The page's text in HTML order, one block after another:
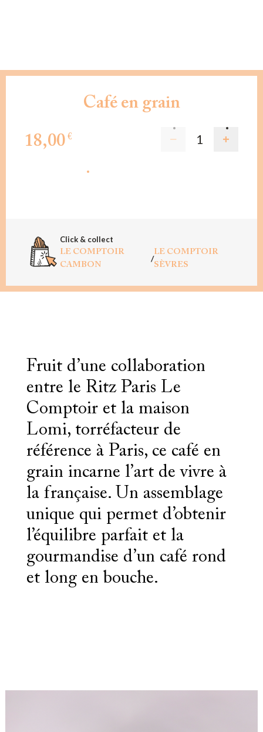
Café en grain
18,00 €
Click & collect
LE COMPTOIR
CAMBON
/
LE COMPTOIR
SÈVRES
Fruit d’une collaboration
entre le Ritz Paris Le
Comptoir et la maison
Lomi, torréfacteur de
référence à Paris, ce café en
grain incarne l’art de vivre à
la française. Un assemblage
unique qui permet d’obtenir
l’équilibre parfait et la
gourmandise d’un café rond
et long en bouche.